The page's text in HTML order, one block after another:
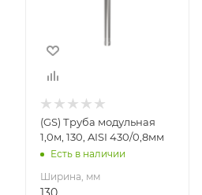
1000
Материал
Нержавеющая
сталь
Производитель
(GS) Труба модульная
1,0м, 130, AISI 430/0,8мм
Есть в наличии
Ширина, мм